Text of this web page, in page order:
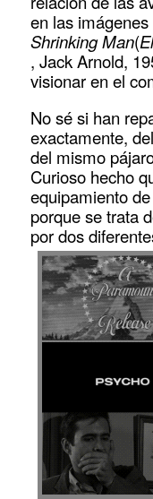
en las
Shrinking Man(
, Jack Arnold,
visionar en el
No sé si han
exactamente,
del mismo
Curioso hecho
equipamiento
porque se trata
por dos